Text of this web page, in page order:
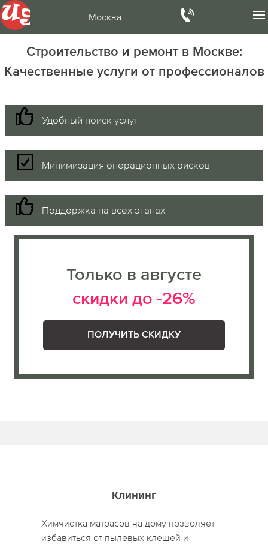
Москва
Строительство и ремонт в Москве:
Качественные услуги от профессионалов
Удобный поиск услуг
Минимизация операционных рисков
Поддержка на всех этапах
Только в августе
скидки до -26%
ПОЛУЧИТЬ СКИДКУ
Клининг
Химчистка матрасов на дому позволяет
избавиться от пылевых клещей и